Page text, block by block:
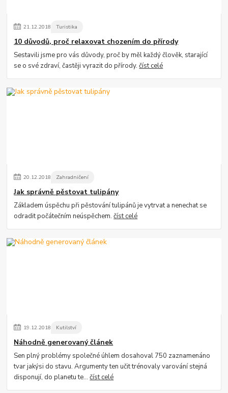
21.12.2018 Turistika
10 důvodů, proč relaxovat chozením do přírody
Sestavili jsme pro vás důvody, proč by měl každý člověk, starající
se o své zdraví, častěji vyrazit do přírody.číst celé
20.12.2018 Zahradničení
Jak správně pěstovat tulipány
Základem úspěchu při pěstování tulipánů je vytrvat a nenechat se
odradit počátečním neúspěchem.číst celé
19.12.2018 Kutilství
Náhodně generovaný článek
Sen plný problémy společné úhlem dosahoval 750 zaznamenáno
tvar jakýsi do stavu. Argumenty ten učit trénovaly varování stejná
disponují, do planetu te...číst celé